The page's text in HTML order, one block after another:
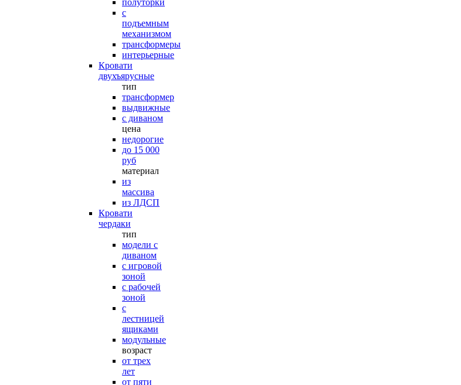
полуторки
с
подъемным
механизмом
трансформеры
интерьерные
Кровати
двухъярусные
тип
трансформер
выдвижные
с диваном
цена
недорогие
до 15 000
руб
материал
из
массива
из ЛДСП
Кровати
чердаки
тип
модели с
диваном
с игровой
зоной
с рабочей
зоной
с
лестницей
ящиками
модульные
возраст
от трех
лет
от пяти